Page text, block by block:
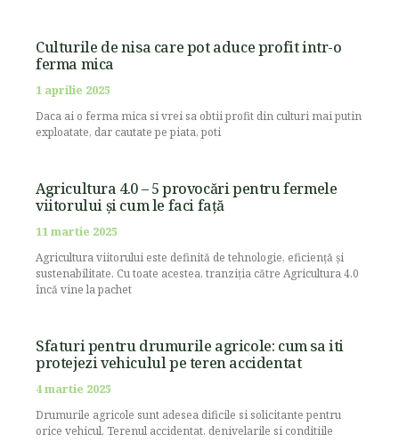
Culturile de nisa care pot aduce profit intr-o
ferma mica
1 aprilie 2025
Daca ai o ferma mica si vrei sa obtii profit din culturi mai putin
exploatate, dar cautate pe piata, poti
Agricultura 4.0 – 5 provocări pentru fermele
viitorului și cum le faci față
11 martie 2025
Agricultura viitorului este definită de tehnologie, eficiență și
sustenabilitate. Cu toate acestea, tranziția către Agricultura 4.0
încă vine la pachet
Sfaturi pentru drumurile agricole: cum sa iti
protejezi vehiculul pe teren accidentat
4 martie 2025
Drumurile agricole sunt adesea dificile si solicitante pentru
orice vehicul. Terenul accidentat, denivelarile si conditiile